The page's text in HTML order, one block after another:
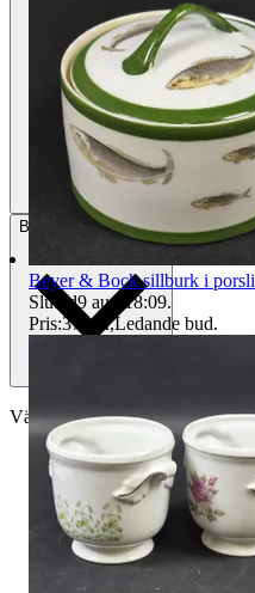
Betalning Via Tradera
Välj till köparskydd
Beyer & Bock sillburk i
Sluttid9 aug 18:09.
Pris:370 kr,Ledande bud.